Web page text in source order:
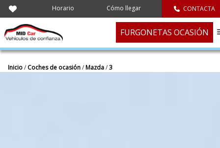
Horario Cómo llegar CONTACTA
FURGONETAS OCASIÓN
Inicio/ Coches de ocasión/Mazda/3